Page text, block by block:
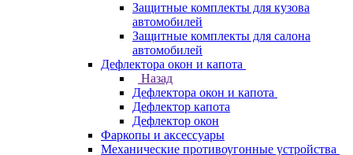
Защитные комплекты для кузова
автомобилей
Защитные комплекты для салона
автомобилей
Дефлектора окон и капота
Назад
Дефлектора окон и капота
Дефлектор капота
Дефлектор окон
Фаркопы и аксессуары
Механические противоугонные устройства